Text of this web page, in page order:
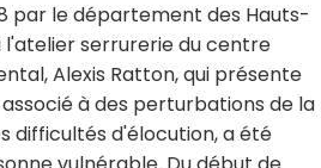
par le département des Hauts-
serrurerie du centre
Alexis Ratton, qui présente
à des perturbations de la
difficultés d'élocution, a été